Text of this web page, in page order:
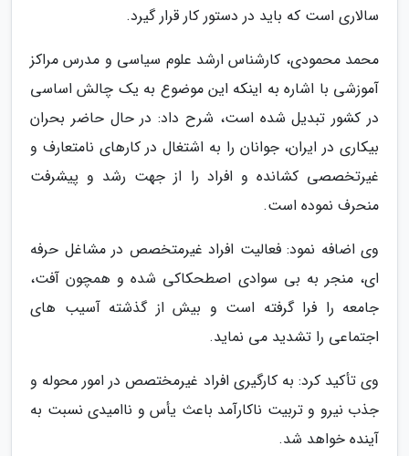
سالاری است که باید در دستور کار قرار گیرد.
محمد محمودی، کارشناس ارشد علوم سیاسی و مدرس مراکز
آموزشی با اشاره به اینکه این موضوع به یک چالش اساسی
در کشور تبدیل شده است، شرح داد: در حال حاضر بحران
بیکاری در ایران، جوانان را به اشتغال در کارهای نامتعارف و
غیرتخصصی کشانده و افراد را از جهت رشد و پیشرفت
منحرف نموده است.
وی اضافه نمود: فعالیت افراد غیرمتخصص در مشاغل حرفه
ای، منجر به بی سوادی اصطحکاکی شده و همچون آفت،
جامعه را فرا گرفته است و بیش از گذشته آسیب های
اجتماعی را تشدید می نماید.
وی تأکید کرد: به کارگیری افراد غیرمختصص در امور محوله و
جذب نیرو و تربیت ناکارآمد باعث یأس و ناامیدی نسبت به
آینده خواهد شد.